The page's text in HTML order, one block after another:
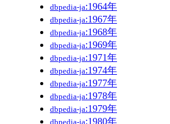
dbpedia-ja:1964年
dbpedia-ja:1967年
dbpedia-ja:1968年
dbpedia-ja:1969年
dbpedia-ja:1971年
dbpedia-ja:1974年
dbpedia-ja:1977年
dbpedia-ja:1978年
dbpedia-ja:1979年
dbpedia-ja:1980年